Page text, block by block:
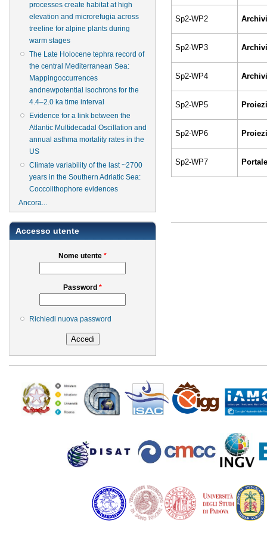
processes create habitat at high
elevation and microrefugia across
treeline for alpine plants during
warm stages
The Late Holocene tephra record of
the central Mediterranean Sea:
Mappingoccurrences
andnewpotential isochrons for the
4.4–2.0 ka time interval
Evidence for a link between the
Atlantic Multidecadal Oscillation and
annual asthma mortality rates in the
US
Climate variability of the last ~2700
years in the Southern Adriatic Sea:
Coccolithophore evidences
Ancora...
Accesso utente
Nome utente *
Password *
Richiedi nuova password
Sp2-WP2
Sp2-WP3
Sp2-WP4
Sp2-WP5
Sp2-WP6
Sp2-WP7